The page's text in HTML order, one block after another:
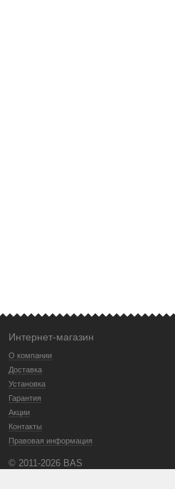
Интернет-магазин
О компании
Доставка
Установка
Гарантия
Акции
Контакты
Правовая информация
© 2011-2026 BAS